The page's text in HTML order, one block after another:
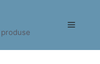
Meniu